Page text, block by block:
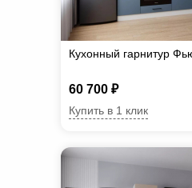
Кухонный гарнитур
60 700 ₽
Купить в 1 клик